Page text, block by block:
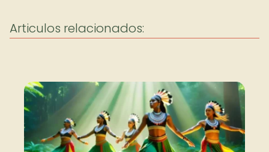
Articulos relacionados: